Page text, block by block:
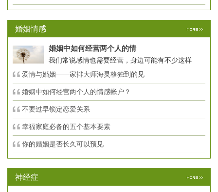
婚姻情感
婚姻中如何经营两个人的情
我们常说感情也需要经营，身边可能有不少这样
爱情与婚姻——家排大师海灵格独到的见
婚姻中如何经营两个人的情感帐户？
不要过早锁定恋爱关系
幸福家庭必备的五个基本要素
你的婚姻是否长久可以预见
神经症